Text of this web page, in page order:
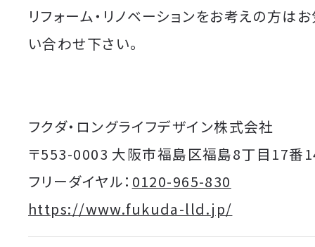
リフォーム・リノベーションをお考えの方は
い合わせ下さい。
フクダ・ロングライフデザイン株式会社
〒553-0003 大阪市福島区福島8丁目17番
フリーダイヤル： 0120-965-830
https://www.fukuda-lld.jp/